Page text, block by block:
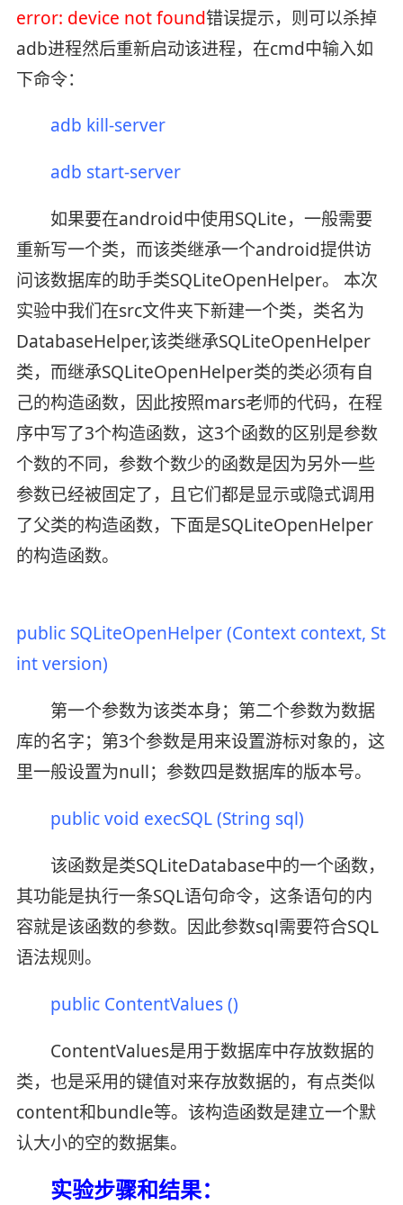
error: device not found错误提示，则可以杀掉
adb进程然后重新启动该进程，在cmd中输入如
下命令：
adb kill-server
adb start-server
如果要在android中使用SQLite，一般需要
重新写一个类，而该类继承一个android提供访
问该数据库的助手类SQLiteOpenHelper。 本次
实验中我们在src文件夹下新建一个类，类名为
DatabaseHelper,该类继承SQLiteOpenHelper
类，而继承SQLiteOpenHelper类的类必须有自
己的构造函数，因此按照mars老师的代码，在程
序中写了3个构造函数，这3个函数的区别是参数
个数的不同，参数个数少的函数是因为另外一些
参数已经被固定了，且它们都是显示或隐式调用
了父类的构造函数，下面是SQLiteOpenHelper
的构造函数。
public SQLiteOpenHelper (Contextcontext,
int version)
第一个参数为该类本身；第二个参数为数据
库的名字；第3个参数是用来设置游标对象的，这
里一般设置为null；参数四是数据库的版本号。
public void execSQL (String sql)
该函数是类SQLiteDatabase中的一个函数，
其功能是执行一条SQL语句命令，这条语句的内
容就是该函数的参数。因此参数sql需要符合SQL
语法规则。
public ContentValues ()
ContentValues是用于数据库中存放数据的
类，也是采用的键值对来存放数据的，有点类似
content和bundle等。该构造函数是建立一个默
认大小的空的数据集。
实验步骤和结果：